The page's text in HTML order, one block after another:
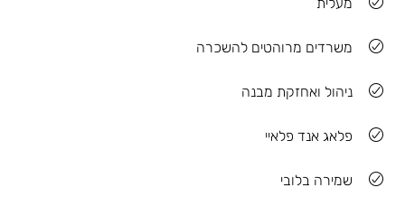
משרדים מרוהטים להשכרה
ניהול ואחזקת מבנה
פלאג אנד פלאיי
שמירה בלובי